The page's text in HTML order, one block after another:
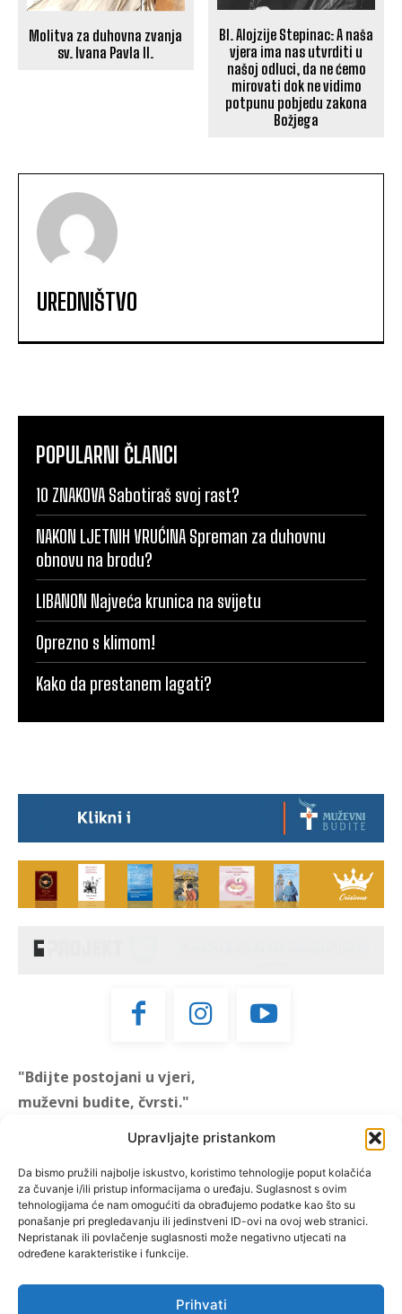
Upravljajte pristankom
Da bismo pružili najbolje iskustvo, koristimo tehnologije poput kolačića
za čuvanje i/ili pristup informacijama o uređaju. Suglasnost s ovim
tehnologijama će nam omogućiti da obrađujemo podatke kao što su
ponašanje pri pregledavanju ili jedinstveni ID-ovi na ovoj web stranici.
Nepristanak ili povlačenje suglasnosti može negativno utjecati na
određene karakteristike i funkcije.
Prihvati
Molitva za duhovna zvanja
sv. Ivana Pavla II.
Bl. Alojzije Stepinac: A naša
vjera ima nas utvrditi u
našoj odluci, da ne ćemo
mirovati dok ne vidimo
potpunu pobjedu zakona
Božjega
UREDNIŠTVO
POPULARNI ČLANCI
10 ZNAKOVA Sabotiraš svoj rast?
NAKON LJETNIH VRUĆINA Spreman za duhovnu
obnovu na brodu?
LIBANON Najveća krunica na svijetu
Oprezno s klimom!
Kako da prestanem lagati?
"Bdijte postojani u vjeri,
muževni budite, čvrsti."
"Muževni budite" prvi je
hrvatski portal za katoličke
muškarce koji pokušava
reafirmirati u današnje
vrijeme itekako narušen
koji pokušavamo osvijetliti iz